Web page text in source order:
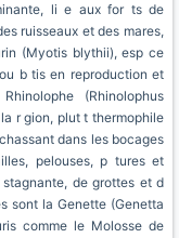
li e aux for ts de
ruisseaux et des mares,
(Myotis blythii), esp ce
b tis en reproduction et
(Rhinolophus
r gion, plut t thermophile
dans les bocages
pelouses, p tures et
de grottes et d
sont la Genette (Genetta
comme le Molosse de